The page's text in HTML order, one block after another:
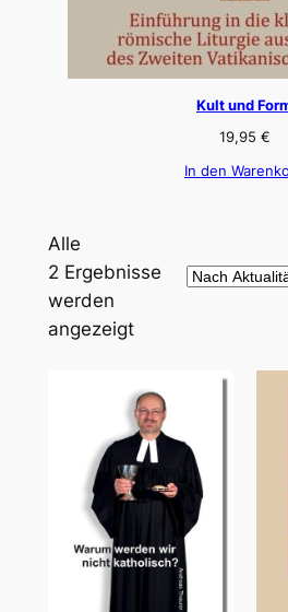
Kult und
19,95 €
In den
Alle
2 Ergebnisse
werden
angezeigtNach